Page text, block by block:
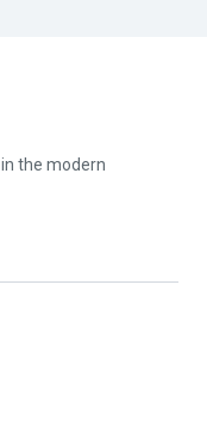
the modern